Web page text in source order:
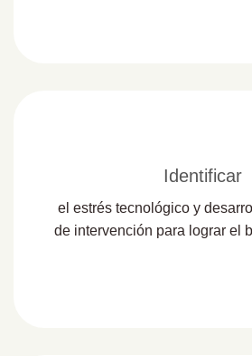
Identificar
el estrés tecnológico y
de intervención para lograr el